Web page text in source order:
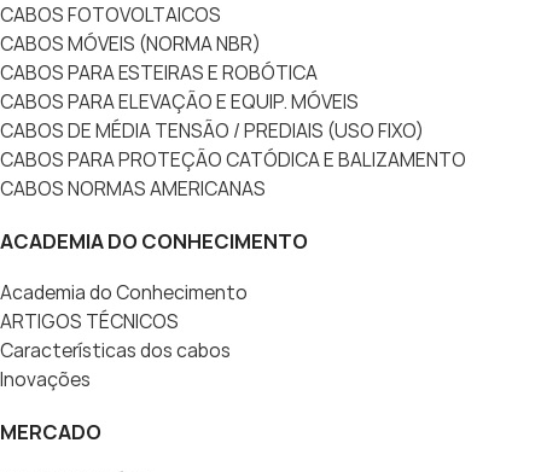
CABOS FOTOVOLTAICOS
CABOS MÓVEIS (NORMA NBR)
CABOS PARA ESTEIRAS E ROBÓTICA
CABOS PARA ELEVAÇÃO E EQUIP. MÓVEIS
CABOS DE MÉDIA TENSÃO / PREDIAIS (USO FIXO)
CABOS PARA PROTEÇÃO CATÓDICA E BALIZAMENTO
CABOS NORMAS AMERICANAS
ACADEMIA DO CONHECIMENTO
Academia do Conhecimento
ARTIGOS TÉCNICOS
Características dos cabos
Inovações
MERCADO